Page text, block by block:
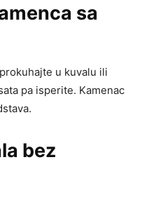
sa
u kuvalu ili
pa isperite. Kamenac
bez